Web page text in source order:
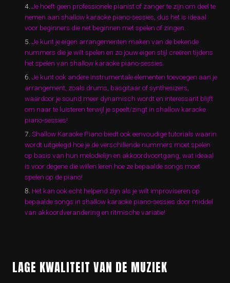
Je hoeft geen professionele pianist of zanger te zijn om deel te
nemen aan shallow karaoke piano-sessies, dus het is ideaal
voor beginners die net beginnen met spelen of zingen.
Je kunt je eigen arrangementen maken van de bekende
nummers die je wilt spelen en zo jouw eigen stijl creëren tijdens
het spelen van shallow karaoke piano-sessies.
Je kunt ook andere instrumentale elementen toevoegen aan je
arrangement, zoals drums, basgitaar of synthesizers,
waardoor je sound meer dynamisch wordt en interessant blijft
om naar te luisteren terwijl je speelt/zingt in shallow karaoke
piano-sessies!
Shallow Karaoke Piano biedt ook eenvoudige tutorials waarin
wordt uitgelegd hoe je de verschillende nummers moet spelen
op basis van hun melodielijn en akkoordvoortgang, wat ideaal
is voor degene die willen leren hoe ze bepaalde songs moet
spelen op de piano!
Het kan ook echt helpend zijn als je wilt improviseren op
bepaalde songs in shallow karaoke piano-sessies door middel
van akkoordverandering en ritmische variatie!
LAGE KWALITEIT VAN DE MUZIEK